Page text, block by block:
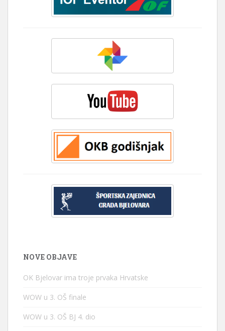
NOVE OBJAVE
OK Bjelovar ima troje prvaka Hrvatske
WOW u 3. OŠ finale
WOW u 3. OŠ BJ 4. dio